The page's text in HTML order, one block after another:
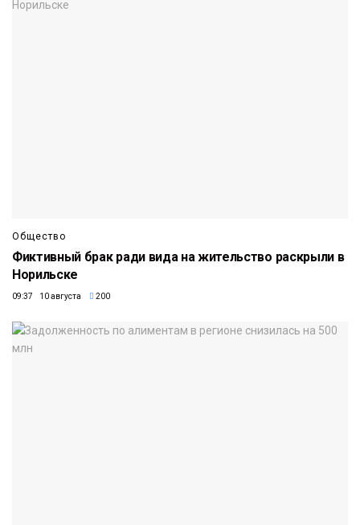
Общество
Фиктивный брак ради вида на жительство раскрыли в
Норильске
09:37 10 августа 200